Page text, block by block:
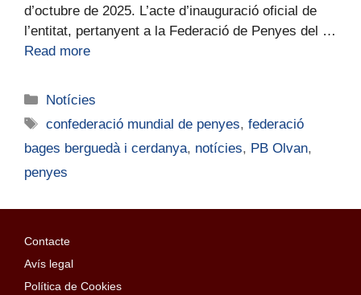
d’octubre de 2025. L’acte d’inauguració oficial de
l’entitat, pertanyent a la Federació de Penyes del …
Read more
Notícies
confederació mundial de penyes,federació
bages berguedà i cerdanya, notícies, PB Olvan,
penyes
Contacte
Avís legal
Política de Cookies